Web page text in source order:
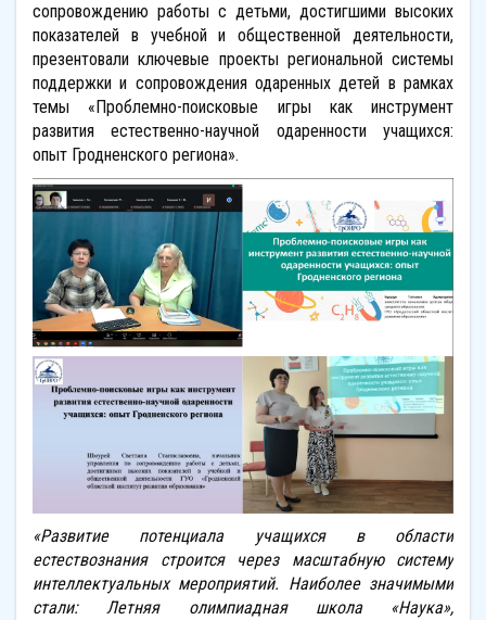
сопровождению работы с детьми, достигшими высоких
показателей в учебной и общественной деятельности,
презентовали ключевые проекты региональной системы
поддержки и сопровождения одаренных детей в рамках
темы «Проблемно-поисковые игры как инструмент
развития естественно-научной одаренности учащихся:
опыт Гродненского региона».
«Развитие потенциала учащихся в области
естествознания строится через масштабную систему
интеллектуальных мероприятий. Наиболее значимыми
стали: Летняя олимпиадная школа «Наука»,